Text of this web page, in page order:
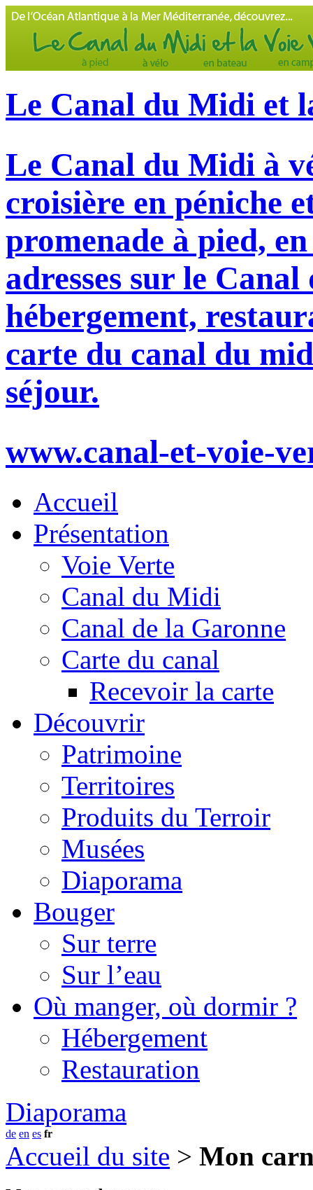
Le Canal du Midi et
Le Canal du Midi à
croisière en péniche
promenade à pied,
adresses sur le
hébergement,
carte du canal du
séjour.
www.canal-et-voie-
Accueil
Présentation
Voie Verte
Canal du Midi
Canal de la Garonne
Carte du canal
Recevoir la carte
Découvrir
Patrimoine
Territoires
Produits du Terroir
Musées
Diaporama
Bouger
Sur terre
Sur l’eau
Où manger, où dormir ?
Hébergement
Restauration
Diaporama
de en es fr
Accueil du site > Mon